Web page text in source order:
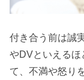
付き合う前は誠
やDVといえるほ
て、不満や怒り